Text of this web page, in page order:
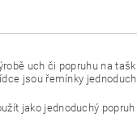
uch či popruhu na
jsou řemínky
jako jednoduchý